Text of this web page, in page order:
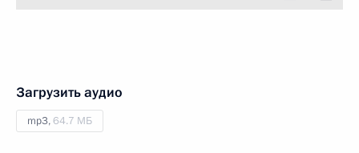
Загрузить аудио
mp3,64.7 МБ